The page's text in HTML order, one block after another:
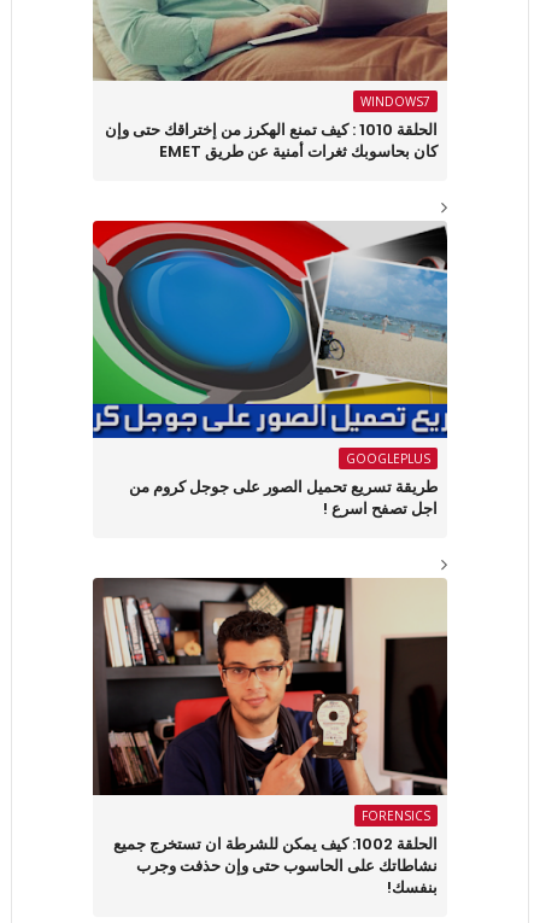
WINDOWS7
الحلقة 1010 : كيف تمنع الهكرز من إختراقك حتى وإن
كان بحاسوبك ثغرات أمنية عن طريق EMET
GOOGLEPLUS
طريقة تسريع تحميل الصور على جوجل كروم من
اجل تصفح اسرع !
FORENSICS
الحلقة 1002: كيف يمكن للشرطة ان تستخرج جميع
نشاطاتك على الحاسوب حتى وإن حذفت وجرب
بنفسك!